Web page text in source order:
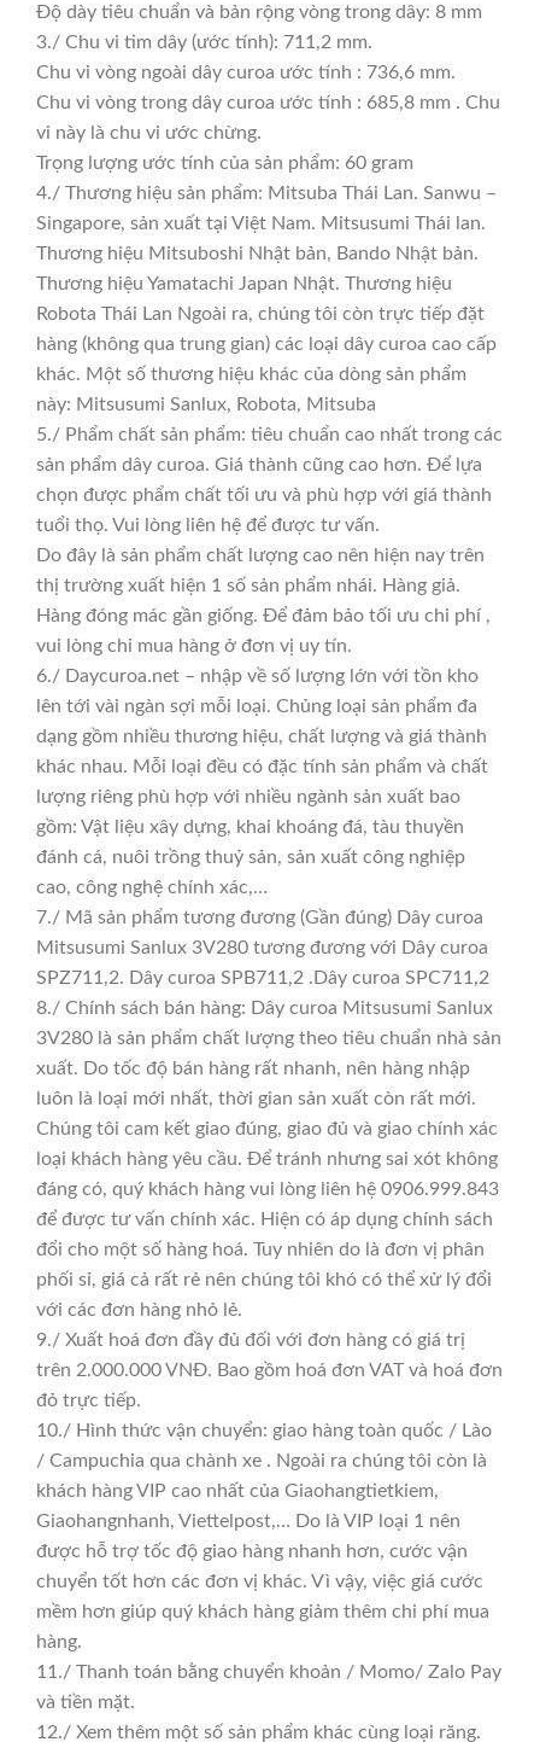
Độ dày tiêu chuẩn và bản rộng vòng trong dây: 8 mm
3./ Chu vi tim dây (ước tính): 711,2 mm.
Chu vi vòng ngoài dây curoa ước tính : 736,6 mm.
Chu vi vòng trong dây curoa ước tính : 685,8 mm . Chu
vi này là chu vi ước chừng.
Trọng lượng ước tính của sản phẩm: 60 gram
4./ Thương hiệu sản phẩm: Mitsuba Thái Lan. Sanwu –
Singapore, sản xuất tại Việt Nam. Mitsusumi Thái lan.
Thương hiệu Mitsuboshi Nhật bản, Bando Nhật bản.
Thương hiệu Yamatachi Japan Nhật. Thương hiệu
Robota Thái Lan Ngoài ra, chúng tôi còn trực tiếp đặt
hàng (không qua trung gian) các loại dây curoa cao cấp
khác. Một số thương hiệu khác của dòng sản phẩm
này: Mitsusumi Sanlux, Robota, Mitsuba
5./ Phẩm chất sản phẩm: tiêu chuẩn cao nhất trong các
sản phẩm dây curoa. Giá thành cũng cao hơn. Để lựa
chọn được phẩm chất tối ưu và phù hợp với giá thành
tuổi thọ. Vui lòng liên hệ để được tư vấn.
Do đây là sản phẩm chất lượng cao nên hiện nay trên
thị trường xuất hiện 1 số sản phẩm nhái. Hàng giả.
Hàng đóng mác gần giống. Để đảm bảo tối ưu chi phí ,
vui lòng chỉ mua hàng ở đơn vị uy tín.
6./ Daycuroa.net – nhập về số lượng lớn với tồn kho
lên tới vài ngàn sợi mỗi loại. Chủng loại sản phẩm đa
dạng gồm nhiều thương hiệu, chất lượng và giá thành
khác nhau. Mỗi loại đều có đặc tính sản phẩm và chất
lượng riêng phù hợp với nhiều ngành sản xuất bao
gồm: Vật liệu xây dựng, khai khoáng đá, tàu thuyền
đánh cá, nuôi trồng thuỷ sản, sản xuất công nghiệp
cao, công nghệ chính xác,…
7./ Mã sản phẩm tương đương (Gần đúng) Dây curoa
Mitsusumi Sanlux 3V280 tương đương với Dây curoa
SPZ711,2. Dây curoa SPB711,2 .Dây curoa SPC711,2
8./ Chính sách bán hàng: Dây curoa Mitsusumi Sanlux
3V280 là sản phẩm chất lượng theo tiêu chuẩn nhà sản
xuất. Do tốc độ bán hàng rất nhanh, nên hàng nhập
luôn là loại mới nhất, thời gian sản xuất còn rất mới.
Chúng tôi cam kết giao đúng, giao đủ và giao chính xác
loại khách hàng yêu cầu. Để tránh nhưng sai xót không
đáng có, quý khách hàng vui lòng liên hệ 0906.999.843
để được tư vấn chính xác. Hiện có áp dụng chính sách
đổi cho một số hàng hoá. Tuy nhiên do là đơn vị phân
phối sỉ, giá cả rất rẻ nên chúng tôi khó có thể xử lý đổi
với các đơn hàng nhỏ lẻ.
9./ Xuất hoá đơn đầy đủ đối với đơn hàng có giá trị
trên 2.000.000 VNĐ. Bao gồm hoá đơn VAT và hoá đơn
đỏ trực tiếp.
10./ Hình thức vận chuyển: giao hàng toàn quốc / Lào
/ Campuchia qua chành xe . Ngoài ra chúng tôi còn là
khách hàng VIP cao nhất của Giaohangtietkiem,
Giaohangnhanh, Viettelpost,… Do là VIP loại 1 nên
được hỗ trợ tốc độ giao hàng nhanh hơn, cước vận
chuyển tốt hơn các đơn vị khác. Vì vậy, việc giá cước
mềm hơn giúp quý khách hàng giảm thêm chi phí mua
hàng.
11./ Thanh toán bằng chuyển khoản / Momo/ Zalo Pay
và tiền mặt.
12./ Xem thêm một số sản phẩm khác cùng loại răng.